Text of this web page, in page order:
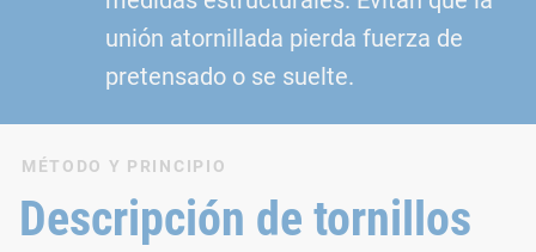
unión atornillada pierda fuerza de
pretensado o se suelte.
MÉTODO Y PRINCIPIO
Descripción de tornillos